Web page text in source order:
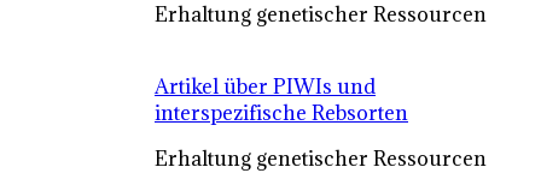
Erhaltung genetischer Ressourcen
Artikel über PIWIs und
interspezifische Rebsorten
Erhaltung genetischer Ressourcen